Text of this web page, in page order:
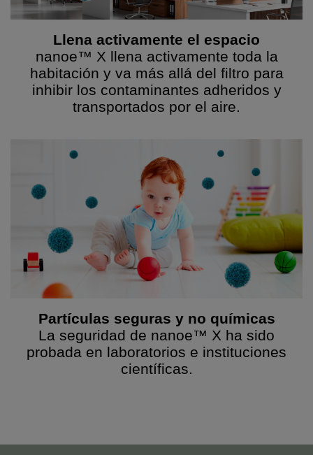
Llena activamente el espacio
nanoe™ X llena activamente toda la
habitación y va más allá del filtro para
inhibir los contaminantes adheridos y
transportados por el aire.
Partículas seguras y no químicas
La seguridad de nanoe™ X ha sido
probada en laboratorios e instituciones
científicas.